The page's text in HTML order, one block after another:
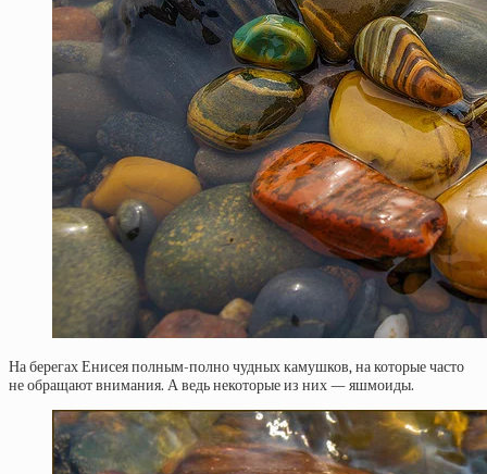
На берегах Енисея полным-полно чудных камушков, на которые часто
не обращают внимания. А ведь некоторые из них — яшмоиды.